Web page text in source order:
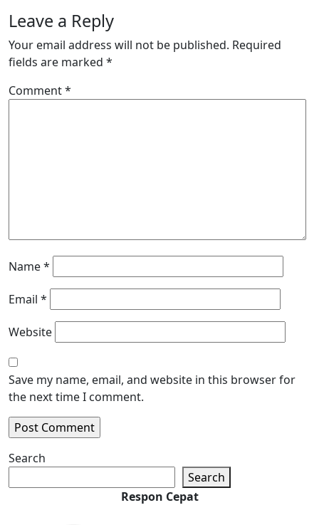
Leave a Reply
Your email address will not be published. Required
fields are marked *
Comment*
Name*
Email *
Website
Save my name, email, and website in this browser for
the next time I comment.
Search
Search
Respon Cepat